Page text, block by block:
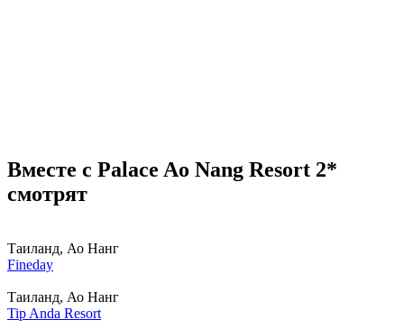
Вместе с Palace Ao Nang Resort 2*
смотрят
Таиланд, Ао Нанг
Fineday
Таиланд, Ао Нанг
Tip Anda Resort